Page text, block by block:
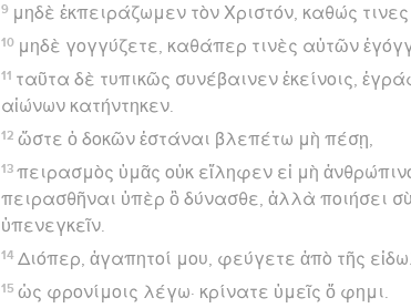
9 μηδὲ ἐκπειράζωμεν τὸν Χριστόν, καθώς
10 μηδὲ γογγύζετε, καθάπερ τινὲς αὐτῶν
11 ταῦτα δὲ τυπικῶς συνέβαινεν ἐκείνοις,
αἰώνων κατήντηκεν.
12 ὥστε ὁ δοκῶν ἑστάναι βλεπέτω μὴ πέσῃ,
13 πειρασμὸς ὑμᾶς οὐκ εἴληφεν εἰ μὴ
πειρασθῆναι ὑπὲρ ὃ δύνασθε, ἀλλὰ ποιήσει
ὑπενεγκεῖν.
14 Διόπερ, ἀγαπητοί μου, φεύγετε ἀπὸ τῆς
15 ὡς φρονίμοις λέγω· κρίνατε ὑμεῖς ὅ φημι.